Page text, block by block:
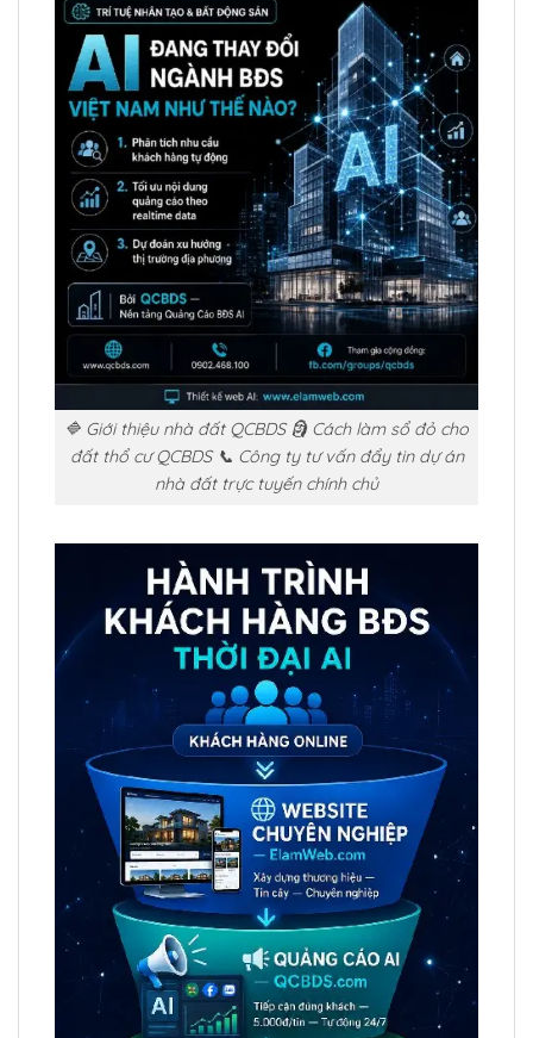
🔷 Giới thiệu nhà đất QCBDS 🗿 Cách làm sổ đỏ cho
đất thổ cư QCBDS 📞 Công ty tư vấn đẩy tin dự án
nhà đất trực tuyến chính chủ